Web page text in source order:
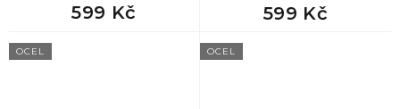
599 Kč 599 Kč
OCEL OCEL